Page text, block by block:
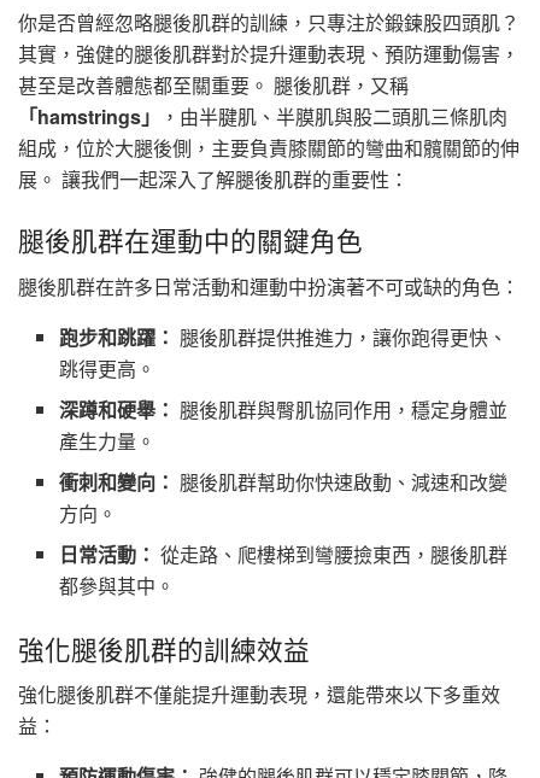
你是否曾經忽略腿後肌群的訓練，只專注於鍛鍊股四頭肌？
其實，強健的腿後肌群對於提升運動表現、預防運動傷害，
甚至是改善體態都至關重要。 腿後肌群，又稱
「hamstrings」
，由半腱肌、半膜肌與股二頭肌三條肌肉
組成，位於大腿後側，主要負責膝關節的彎曲和髖關節的伸
展。 讓我們一起深入了解腿後肌群的重要性：
腿後肌群在運動中的關鍵角色
腿後肌群在許多日常活動和運動中扮演著不可或缺的角色：
跑步和跳躍： 腿後肌群提供推進力，讓你跑得更快、
跳得更高。
深蹲和硬舉： 腿後肌群與臀肌協同作用，穩定身體並
產生力量。
衝刺和變向： 腿後肌群幫助你快速啟動、減速和改變
方向。
日常活動： 從走路、爬樓梯到彎腰撿東西，腿後肌群
都參與其中。
強化腿後肌群的訓練效益
強化腿後肌群不僅能提升運動表現，還能帶來以下多重效
益：